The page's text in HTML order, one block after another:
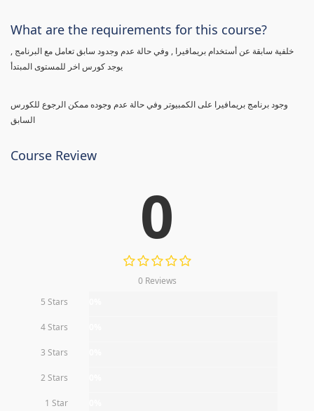
What are the requirements for this course?
خلفية سابقة عن أستخدام بريمافيرا , وفي حالة عدم وجدود سابق تعامل مع البرنامج ,
يوجد كورس اخر للمستوى المبتدأ
وجود برنامج بريمافيرا على الكمبيوتر وفي حالة عدم وجوده ممكن الرجوع للكورس
السابق
Course Review
0
0 Reviews
5 Stars
4 Stars
3 Stars
2 Stars
1 Star